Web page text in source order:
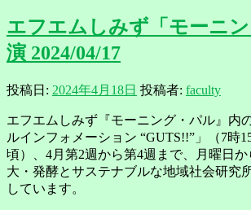
エフエムしみず「モーニ
演 2024/04/17
投稿日: 2024年4月18日 投稿者: faculty
エフエムしみず『モーニング・パル』内
ルインフォメーション “GUTS!!”」（7時
頃）、4月第2週から第4週まで、月曜日
大・発酵とサステナブルな地域社会研究
しています。